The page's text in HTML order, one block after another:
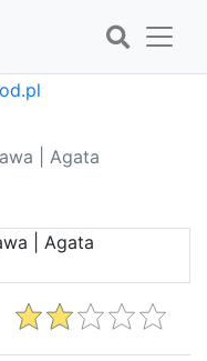
| Agata